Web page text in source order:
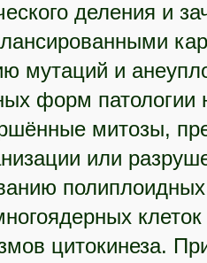
деления и
мутаций и
форм
митозы,
или
цитокинеза.